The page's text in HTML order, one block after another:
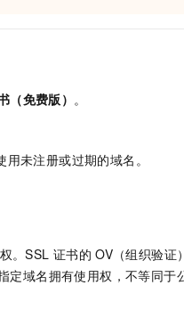
（免费版） 。
用未注册或过期的域名。
。SSL 证书的 OV（组织验证
域名拥有使用权，不等同于
案
模板小程序
建站系统